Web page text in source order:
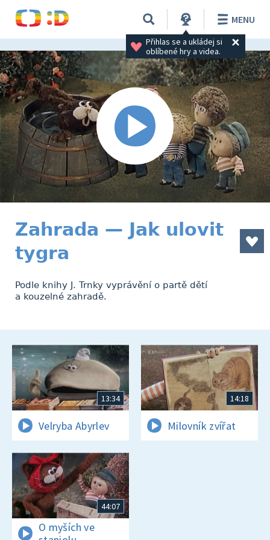
Přihlas se a ukládej si
oblíbené hry a videa.
MENU
Zahrada — Jak ulovit
tygra
Podle knihy J. Trnky vyprávění o partě dětí
a kouzelné zahradě.
13:34
Velryba Abyrlev
14:18
Milovník zvířat
44:07
O myších ve